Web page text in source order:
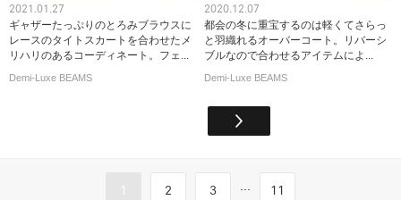
2021.01.27
ギャザーたっぷりのとろみブラウスに
レースのタイトスカートを合わせたメ
リハリのあるコーディネート。フェ...
Demi-Luxe BEAMS
2020.12.07
都会の冬に重宝するのは軽くてさらっ
と羽織れるオーバーコート。リバーシ
ブルなので合わせるアイテムによ...
Demi-Luxe BEAMS
1 2 3 ... 11